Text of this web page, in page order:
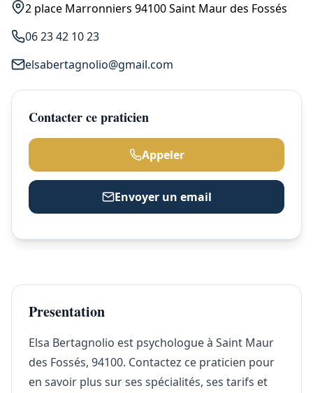
2 place Marronniers 94100 Saint Maur des Fossés
06 23 42 10 23
elsabertagnolio@gmail.com
Contacter ce praticien
Appeler
Envoyer un email
Presentation
Elsa Bertagnolio est psychologue à Saint Maur
des Fossés, 94100. Contactez ce praticien pour
en savoir plus sur ses spécialités, ses tarifs et